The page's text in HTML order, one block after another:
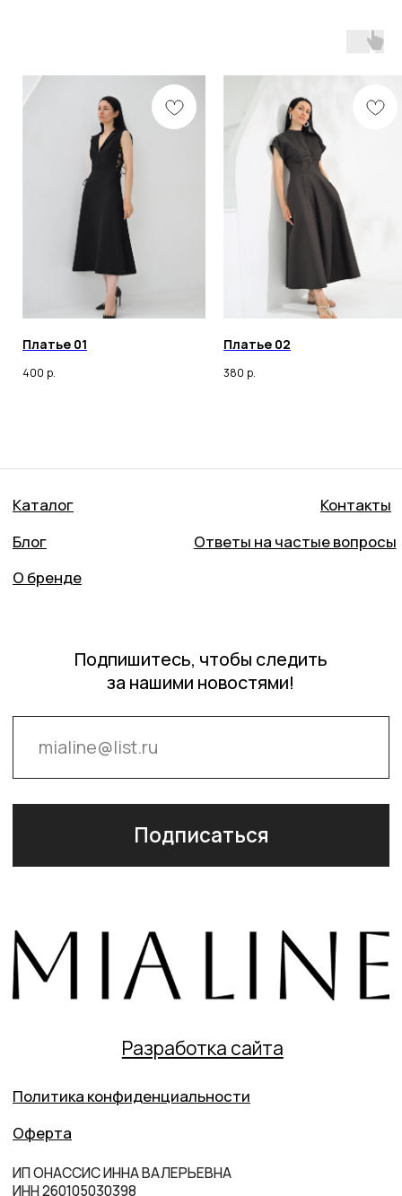
Платье 01
400 р.
Платье 02
380 р.
ИП ОНАССИС ИННА ВАЛЕРЬЕВНА
ИНН 260105030398
Политика конфиденциальности
© 2023 Все права защищены
Любое копирование материалов сайта и элементов
Разработка сайта